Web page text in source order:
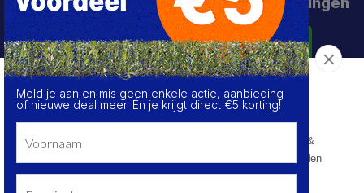
Abonneer
Meld je aan en mis geen enkele actie, aanbieding
of nieuwe deal meer. Én je krijgt direct €5 korting!
Over de cookies op deze website
We maken gebruik van cookies om gegevens m.b.t. de
prestaties en het gebruik van deze website te verzamelen &
analyseren, om sociale netwerkfunctionaliteiten aan te bieden
en onze content & advertenties te verbeteren en